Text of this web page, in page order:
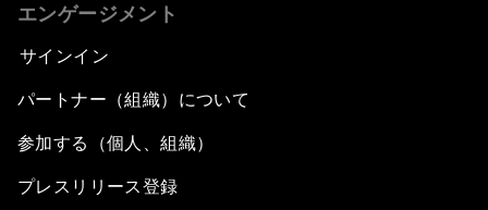
エンゲージメント
サインイン
パートナー（組織）について
参加する（個人、組織）
プレスリリース登録